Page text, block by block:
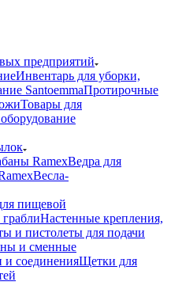
предприятий
Инвентарь для уборки,
SantoemmaПротирочные
Товары для
RamexВедра для
Весла-
пищевой
Настенные крепления,
и пистолеты для подачи
и сменные
соединенияЩетки для